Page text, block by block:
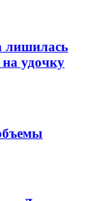
лишилась
удочку